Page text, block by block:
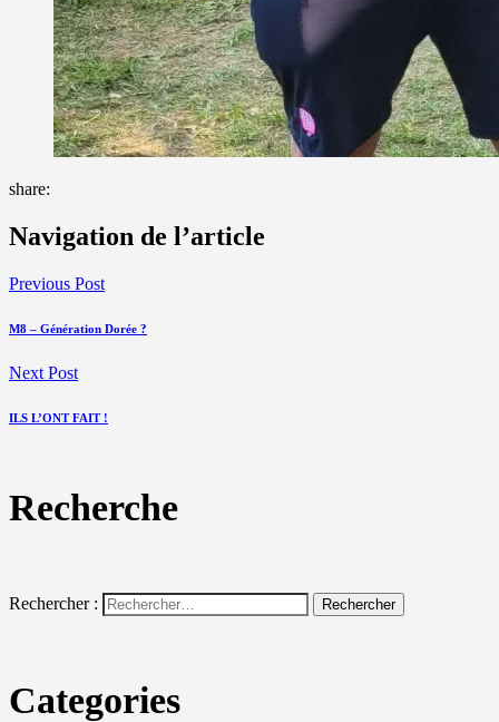
share:
Navigation de l’article
Previous Post
M8 – Génération Dorée ?
Next Post
ILS L’ONT FAIT !
Recherche
Rechercher :
Categories